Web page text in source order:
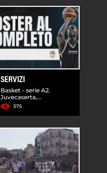
SERVIZI
Basket - serie A2.
Juvecaserta,...
375